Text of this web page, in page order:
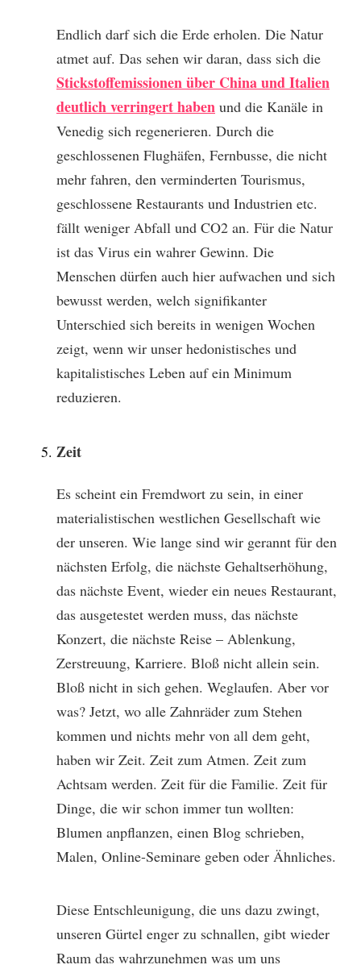
Endlich darf sich die Erde erholen. Die Natur
atmet auf. Das sehen wir daran, dass sich die
Stickstoffemissionen über China und Italien
deutlich verringert haben und die Kanäle in
Venedig sich regenerieren. Durch die
geschlossenen Flughäfen, Fernbusse, die nicht
mehr fahren, den verminderten Tourismus,
geschlossene Restaurants und Industrien etc.
fällt weniger Abfall und CO2 an. Für die Natur
ist das Virus ein wahrer Gewinn. Die
Menschen dürfen auch hier aufwachen und sich
bewusst werden, welch signifikanter
Unterschied sich bereits in wenigen Wochen
zeigt, wenn wir unser hedonistisches und
kapitalistisches Leben auf ein Minimum
reduzieren.
Zeit
Es scheint ein Fremdwort zu sein, in einer
materialistischen westlichen Gesellschaft wie
der unseren. Wie lange sind wir gerannt für den
nächsten Erfolg, die nächste Gehaltserhöhung,
das nächste Event, wieder ein neues Restaurant,
das ausgetestet werden muss, das nächste
Konzert, die nächste Reise – Ablenkung,
Zerstreuung, Karriere. Bloß nicht allein sein.
Bloß nicht in sich gehen. Weglaufen. Aber vor
was? Jetzt, wo alle Zahnräder zum Stehen
kommen und nichts mehr von all dem geht,
haben wir Zeit. Zeit zum Atmen. Zeit zum
Achtsam werden. Zeit für die Familie. Zeit für
Dinge, die wir schon immer tun wollten:
Blumen anpflanzen, einen Blog schrieben,
Malen, Online-Seminare geben oder Ähnliches.
Diese Entschleunigung, die uns dazu zwingt,
unseren Gürtel enger zu schnallen, gibt wieder
Raum das wahrzunehmen was um uns